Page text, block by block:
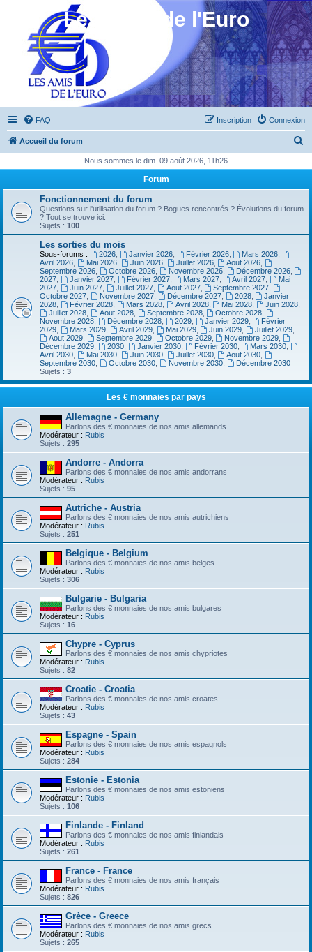
Les Amis de l'Euro
FAQ Connexion
Inscription
Accueil du forum
h
Nous sommes le dim. 09 août 2026, 11h26
Forum
Fonctionnement du forum
Questions sur l'utilisation du forum ? Bogues rencontrés ? Évolutions du forum
? Tout se trouve ici.
Sujets : 100
Les sorties du mois
Sous-forums : 2026, Janvier 2026, Février 2026, Mars 2026
Avril 2026
Mai 2026, Juin 2026, Juillet 2026, Aout 2026
Septembre 2026
Octobre 2026, Novembre 2026, Décembre 2026,
2027
Janvier 2027, Février 2027, Mars 2027, Avril 2027
Mai
2027
Juin 2027, Juillet 2027, Aout 2027, Septembre 2027
Octobre 2027
Novembre 2027, Décembre 2027, 2028,
Janvier
2028
Février 2028, Mars 2028, Avril 2028, Mai 2028 Juin 2028
Juillet 2028, Aout 2028, Septembre 2028, Octobre 2028
Novembre 2028
Décembre 2028, 2029, Janvier 2029,
Février
2029
Mars 2029, Avril 2029, Mai 2029, Juin 2029 Juillet 2029
Aout 2029, Septembre 2029, Octobre 2029, Novembre 2029
Décembre 2029
2030, Janvier 2030, Février 2030, Mars 2030
Avril 2030
Mai 2030, Juin 2030, Juillet 2030, Aout 2030
Septembre 2030
Octobre 2030, Novembre 2030,
Décembre 2030
Sujets : 3
Les € monnaies par pays
Allemagne - Germany
Parlons des € monnaies de nos amis allemands
Modérateur : Rubis
Sujets : 295
Andorre - Andorra
Parlons des € monnaies de nos amis andorrans
Modérateur : Rubis
Sujets : 95
Autriche - Austria
Parlons des € monnaies de nos amis autrichiens
Modérateur : Rubis
Sujets : 251
Belgique - Belgium
Parlons des € monnaies de nos amis belges
Modérateur : Rubis
Sujets : 306
Bulgarie - Bulgaria
Parlons des € monnaies de nos amis bulgares
Modérateur : Rubis
Sujets : 16
Chypre - Cyprus
Parlons des € monnaies de nos amis chypriotes
Modérateur : Rubis
Sujets : 82
Croatie - Croatia
Parlons des € monnaies de nos amis croates
Modérateur : Rubis
Sujets : 43
Espagne - Spain
Parlons des € monnaies de nos amis espagnols
Modérateur : Rubis
Sujets : 284
Estonie - Estonia
Parlons des € monnaies de nos amis estoniens
Modérateur : Rubis
Sujets : 106
Finlande - Finland
Parlons des € monnaies de nos amis finlandais
Modérateur : Rubis
Sujets : 261
France - France
Parlons des € monnaies de nos amis français
Modérateur : Rubis
Sujets : 826
Grèce - Greece
Parlons des € monnaies de nos amis grecs
Modérateur : Rubis
Sujets : 265